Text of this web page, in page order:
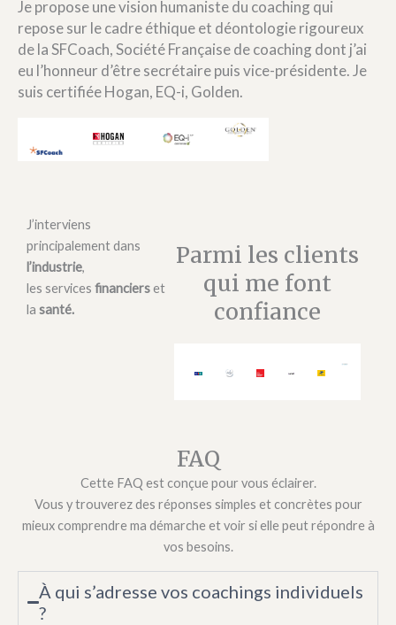
Je propose une vision humaniste du coaching qui
repose sur le cadre éthique et déontologie rigoureux
de la SFCoach, Société Française de coaching dont j’ai
eu l’honneur d’être secrétaire puis vice-présidente. Je
suis certifiée Hogan, EQ-i, Golden.
J’interviens
principalement dans
l’industrie,
les services financierset
la santé.
Parmi les clients
qui me font
confiance
FAQ
Cette FAQ est conçue pour vous éclairer.
Vous y trouverez des réponses simples et concrètes pour
mieux comprendre ma démarche et voir si elle peut répondre à
vos besoins.
À qui s’adresse vos coachings individuels
?